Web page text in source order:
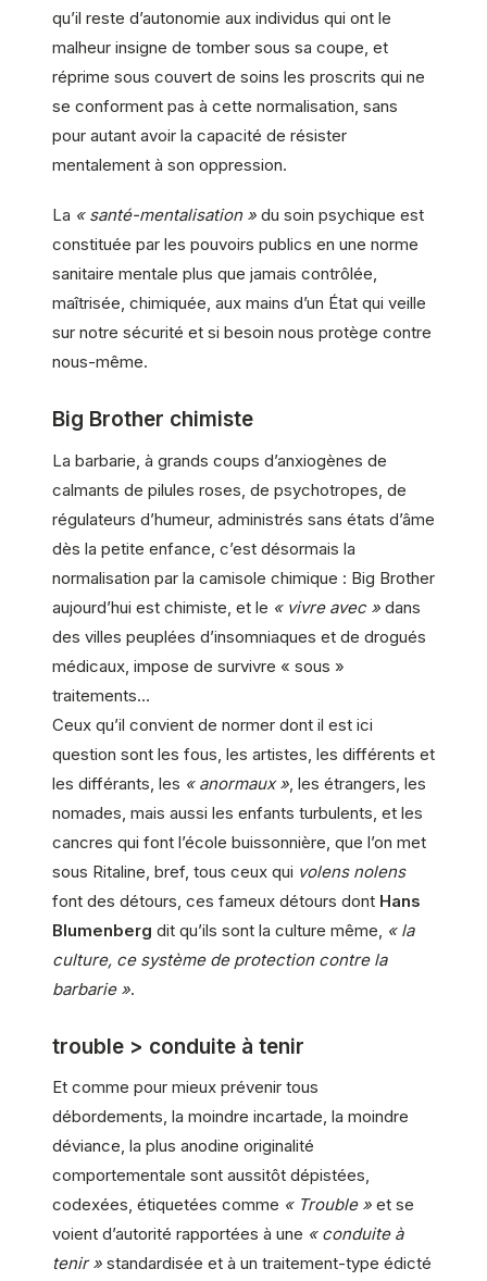
qu’il reste d’autonomie aux individus qui ont le
malheur insigne de tomber sous sa coupe, et
réprime sous couvert de soins les proscrits qui ne
se conforment pas à cette normalisation, sans
pour autant avoir la capacité de résister
mentalement à son oppression.
La « santé-mentalisation » du soin psychique est
constituée par les pouvoirs publics en une norme
sanitaire mentale plus que jamais contrôlée,
maîtrisée, chimiquée, aux mains d’un État qui veille
sur notre sécurité et si besoin nous protège contre
nous-même.
Big Brother chimiste
La barbarie, à grands coups d’anxiogènes de
calmants de pilules roses, de psychotropes, de
régulateurs d’humeur, administrés sans états d’âme
dès la petite enfance, c’est désormais la
normalisation par la camisole chimique : Big Brother
aujourd’hui est chimiste, et le « vivre avec » dans
des villes peuplées d’insomniaques et de drogués
médicaux, impose de survivre « sous »
traitements…
Ceux qu’il convient de normer dont il est ici
question sont les fous, les artistes, les différents et
les différants, les « anormaux » , les étrangers, les
nomades, mais aussi les enfants turbulents, et les
cancres qui font l’école buissonnière, que l’on met
sous Ritaline, bref, tous ceux qui volens nolens
font des détours, ces fameux détours dont Hans
Blumenberg dit qu’ils sont la culture même, « la
culture, ce système de protection contre la
barbarie ».
trouble > conduite à tenir
Et comme pour mieux prévenir tous
débordements, la moindre incartade, la moindre
déviance, la plus anodine originalité
comportementale sont aussitôt dépistées,
codexées, étiquetées comme « Trouble » et se
voient d’autorité rapportées à une « conduite à
tenir » standardisée et à un traitement-type édicté